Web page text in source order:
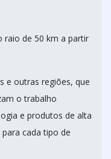
raio de 50 km a partir
e outras regiões, que
o trabalho
e produtos de alta
cada tipo de